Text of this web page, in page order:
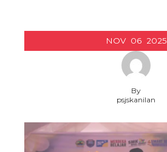
NOV 06 2025
By
psjskanilan